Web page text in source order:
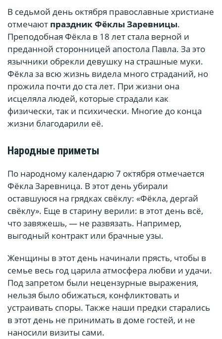
В седьмой день октября православные христиане
отмечают праздник Фёклы Заревницы.
Преподобная Фёкла в 18 лет стала верной и
преданной сторонницей апостола Павла. За это
язычники обрекли девушку на страшные муки.
Фёкла за всю жизнь видела много страданий, но
прожила почти до ста лет. При жизни она
исцеляла людей, которые страдали как
физически, так и психически. Многие до конца
жизни благодарили её.
Народные приметы
По народному календарю 7 октября отмечается
Фёкла Заревница. В этот день убирали
оставшуюся на грядках свёклу: «Фёкла, дергай
свёклу». Еще в старину верили: в этот день всё,
что завяжешь, — не развязать. Например,
выгодный контракт или брачные узы.
Женщины в этот день начинали прясть, чтобы в
семье весь год царила атмосфера любви и удачи.
Под запретом были нецензурные выражения,
нельзя было обижаться, конфликтовать и
устраивать споры. Также наши предки старались
в этот день не принимать в доме гостей, и не
наносили визиты сами.